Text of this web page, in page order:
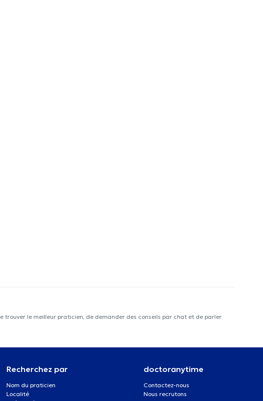
le meilleur praticien, de demander des conseils par chat et de parler
Recherchez par
Nom du praticien
Localité
doctoranytime
Contactez-nous
Nous recrutons